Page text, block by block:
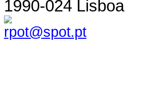
1990-024 Lisboa
rpot@spot.pt